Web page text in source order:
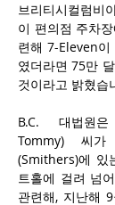
브리티시컬럼비
이 편의점 주차
련해 7-Eleven
였더라면 75만
것이라고 밝혔습
B.C. 대법원
Tommy) 씨
(Smithers)에 있
트홀에 걸려 넘
관련해, 지난해